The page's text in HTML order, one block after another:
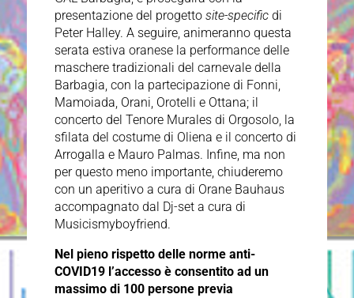
presentazione del progetto site-specificdi
Peter Halley. A seguire, animeranno questa
serata estiva oranese la performance delle
maschere tradizionali del carnevale della
Barbagia, con la partecipazione di Fonni,
Mamoiada, Orani, Orotelli e Ottana; il
concerto del Tenore Murales di Orgosolo, la
sfilata del costume di Oliena e il concerto di
Arrogalla e Mauro Palmas. Infine, ma non
per questo meno importante, chiuderemo
con un aperitivo a cura di Orane Bauhaus
accompagnato dal Dj-set a cura di
Musicismyboyfriend.
Nel pieno rispetto delle norme anti-
COVID19 l’accesso è consentito ad un
massimo di 100 persone previa